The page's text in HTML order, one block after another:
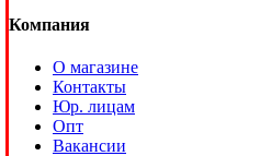
Компания
О магазине
Контакты
Юр. лицам
Опт
Вакансии